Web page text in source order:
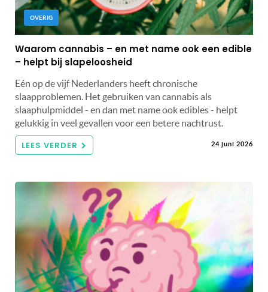
OVERIG
Waarom cannabis – en met name ook een edible
– helpt bij slapeloosheid
Eén op de vijf Nederlanders heeft chronische
slaapproblemen. Het gebruiken van cannabis als
slaaphulpmiddel - en dan met name ook edibles - helpt
gelukkig in veel gevallen voor een betere nachtrust.
LEES VERDER 24 juni 2026